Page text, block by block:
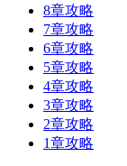
8章攻略
7章攻略
6章攻略
5章攻略
4章攻略
3章攻略
2章攻略
1章攻略